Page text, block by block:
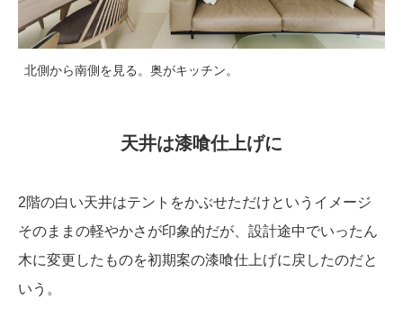
北側から南側を見る。奥がキッチン。
天井は漆喰仕上げに
2階の白い天井はテントをかぶせただけというイメージ
そのままの軽やかさが印象的だが、設計途中でいったん
木に変更したものを初期案の漆喰仕上げに戻したのだと
いう。